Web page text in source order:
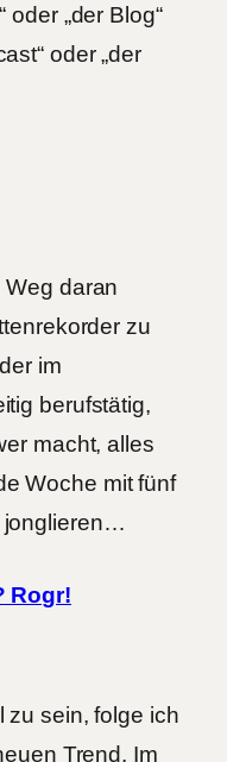
oder „der Blog“
oder „der
daran
zu
im
berufstätig,
macht, alles
Woche mit fünf
jonglieren…
Rogr!
zu sein, folge ich
Trend. Im